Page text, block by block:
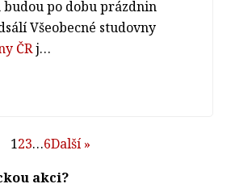
budou po dobu prázdnin
Všeobecné studovny
ČRj…
123…6Další »
akci?